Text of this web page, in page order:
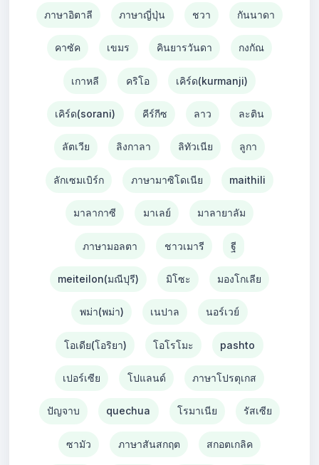
ภาษาอิตาลี ภาษาญี่ปุ่น ชวา กันนาดา
คาซัค เขมร คินยารวันดา กงกัณ
เกาหลี คริโอ เคิร์ด(kurmanji)
เคิร์ด(sorani) คีร์กีซ ลาว ละติน
ลัตเวีย ลิงกาลา ลิทัวเนีย ลูกา
ลักเซมเบิร์ก ภาษามาซิโดเนีย maithili
มาลากาซี มาเลย์ มาลายาลัม
ภาษามอลตา ชาวเมารี ฐี
meiteilon(มณีปุรี) มิโซะ มองโกเลีย
พม่า(พม่า) เนปาล นอร์เวย์
โอเดีย(โอริยา) โอโรโมะ pashto
เปอร์เซีย โปแลนด์ ภาษาโปรตุเกส
ปัญจาบ quechua โรมาเนีย รัสเซีย
ซามัว ภาษาสันสกฤต สกอตเกลิค